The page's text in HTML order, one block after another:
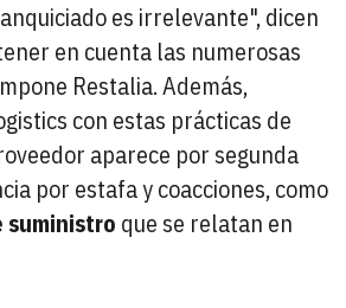
es irrelevante", dicen
en cuenta las numerosas
Restalia. Además,
con estas prácticas de
aparece por segunda
por estafa y coacciones, como
suministro que se relatan en